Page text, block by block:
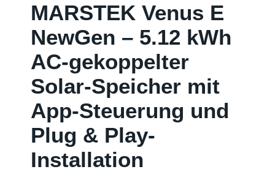
MARSTEK Venus E
NewGen – 5.12 kWh
AC-gekoppelter
Solar-Speicher mit
App-Steuerung und
Plug & Play-
Installation